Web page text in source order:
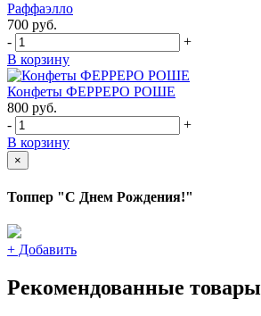
Раффаэлло
700 руб.
-
+
В корзину
Конфеты ФЕРРЕРО РОШЕ
800 руб.
-
+
В корзину
×
Топпер "С Днем Рождения!"
+ Добавить
Рекомендованные товары